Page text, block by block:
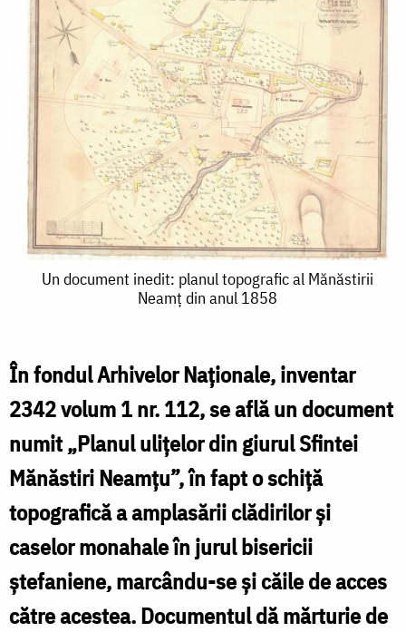
Un
planul
topografic
al
Mănăstirii
Neamț
din
anul
1858
Un document inedit: planul topografic al Mănăstirii
Neamț din anul 1858
În fondul Arhivelor Naționale, inventar
2342 volum 1 nr. 112, se află un document
numit „Planul ulițelor din giurul Sfintei
Mănăstiri Neamțu”, în fapt o schiță
topografică a amplasării clădirilor și
caselor monahale în jurul bisericii
ștefaniene, marcându-se și căile de acces
către acestea. Documentul dă mărturie de